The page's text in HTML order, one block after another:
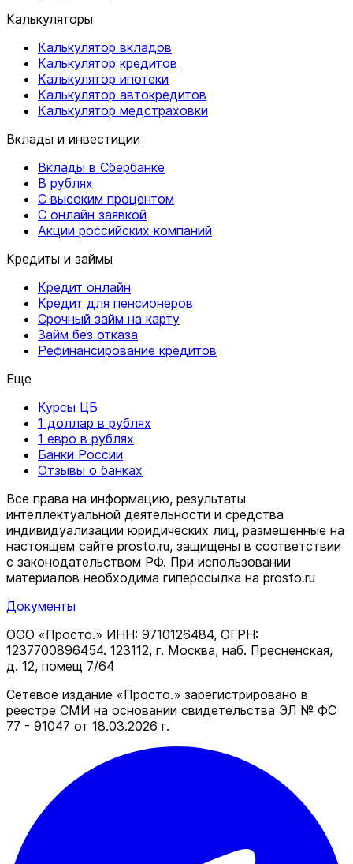
Калькуляторы
Калькулятор вкладов
Калькулятор кредитов
Калькулятор ипотеки
Калькулятор автокредитов
Калькулятор медстраховки
Вклады и инвестиции
Вклады в Сбербанке
В рублях
С высоким процентом
С онлайн заявкой
Акции российских компаний
Кредиты и займы
Кредит онлайн
Кредит для пенсионеров
Срочный займ на карту
Займ без отказа
Рефинансирование кредитов
Еще
Курсы ЦБ
1 доллар в рублях
1 евро в рублях
Банки России
Отзывы о банках
Все права на информацию, результаты
интеллектуальной деятельности и средства
индивидуализации юридических лиц, размещенные на
настоящем сайте prosto.ru, защищены в соответствии
c законодательством РФ. При использовании
материалов необходима гиперссылка на prosto.ru
Документы
ООО «Просто.» ИНН: 9710126484, ОГРН:
1237700896454. 123112, г. Москва, наб. Пресненская,
д. 12, помещ 7/64
Сетевое издание «Просто.» зарегистрировано в
реестре СМИ на основании свидетельства ЭЛ № ФС
77 - 91047 от 18.03.2026 г.